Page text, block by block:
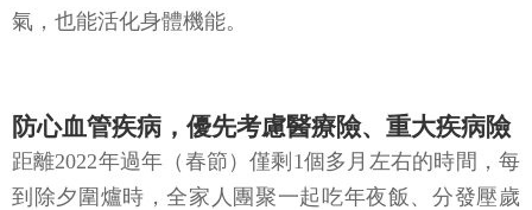
氣，也能活化身體機能。
防心血管疾病，優先考慮醫療險、重大疾病險
距離2022年過年（春節）僅剩1個多月左右的時間，每
到除夕圍爐時，全家人團聚一起吃年夜飯、分發壓歲